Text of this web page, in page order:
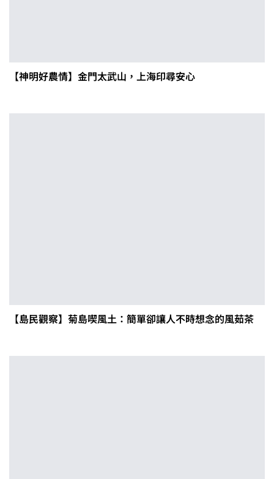
【神明好農情】金門太武山，上海印尋安心
【島民觀察】菊島喫風土：簡單卻讓人不時想念的風茹茶